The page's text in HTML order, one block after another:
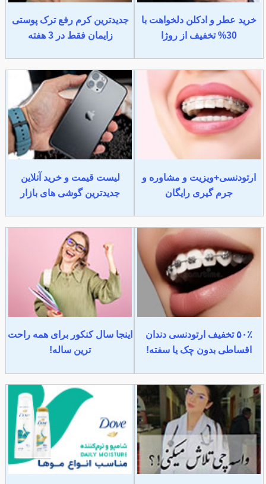
خرید عطر و ادکلن دلخواهت با
30% تخفیف از روژا
جدیدترین کرم رفع ترک پوستی
زایمان فقط در 3 هفته
ارتودنسی+ویزیت و مشاوره و
جرم گیری رایگان
لیست قیمت و خرید آنلاین
جدیدترین گوشی های بازار
۵۰٪ تخفیف ارتودنسی دندان
اقساطی بدون چک یا سفته!
اینجا سال کنکور برای همه راحت
ترین ساله!